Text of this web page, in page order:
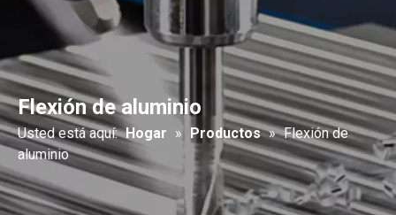
Flexión de aluminio
Usted está aquí: Hogar » Productos » Flexión de
aluminio